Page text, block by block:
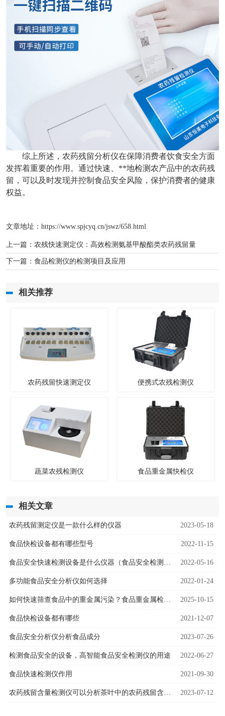
综上所述，农药残留分析仪在保障消费者饮食安全方面
发挥着重要的作用。通过快速、**地检测农产品中的农药残
留，可以及时发现并控制食品安全风险，保护消费者的健康
权益。
文章地址： https://www.spjcyq.cn/jswz/658.html
上一篇： 农残快速测定仪：高效检测氨基甲酸酯类农药残留量
下一篇： 食品检测仪的检测项目及应用
相关推荐
农药残留快速测定仪 便携式农残检测仪
蔬菜农残检测仪 食品重金属快检仪
相关文章
农药残留测定仪是一款什么样的仪器 2023-05-18
食品快检设备都有哪些型号 2022-11-15
食品安全快速检测设备是什么仪器（食品安全检测设备用途） 2022-05-16
多功能食品安全分析仪如何选择 2022-01-24
​​如何快速筛查食品中的重金属污染？食品重金属检测仪器为安全监管提供解决方案​​ 2025-10-15
食品快检设备都有哪些 2021-12-07
食品安全分析仪分析食品成分 2023-07-26
检测食品安全的设备，高智能食品安全检测仪的用途 2022-06-27
食品快速检测仪作用 2021-09-30
农药残留含量检测仪可以分析茶叶中的农药残留含量吗 2023-07-12